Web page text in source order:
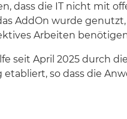
dass die IT nicht mit
AddOn wurde
Arbeiten
April 2025 durch
so dass die